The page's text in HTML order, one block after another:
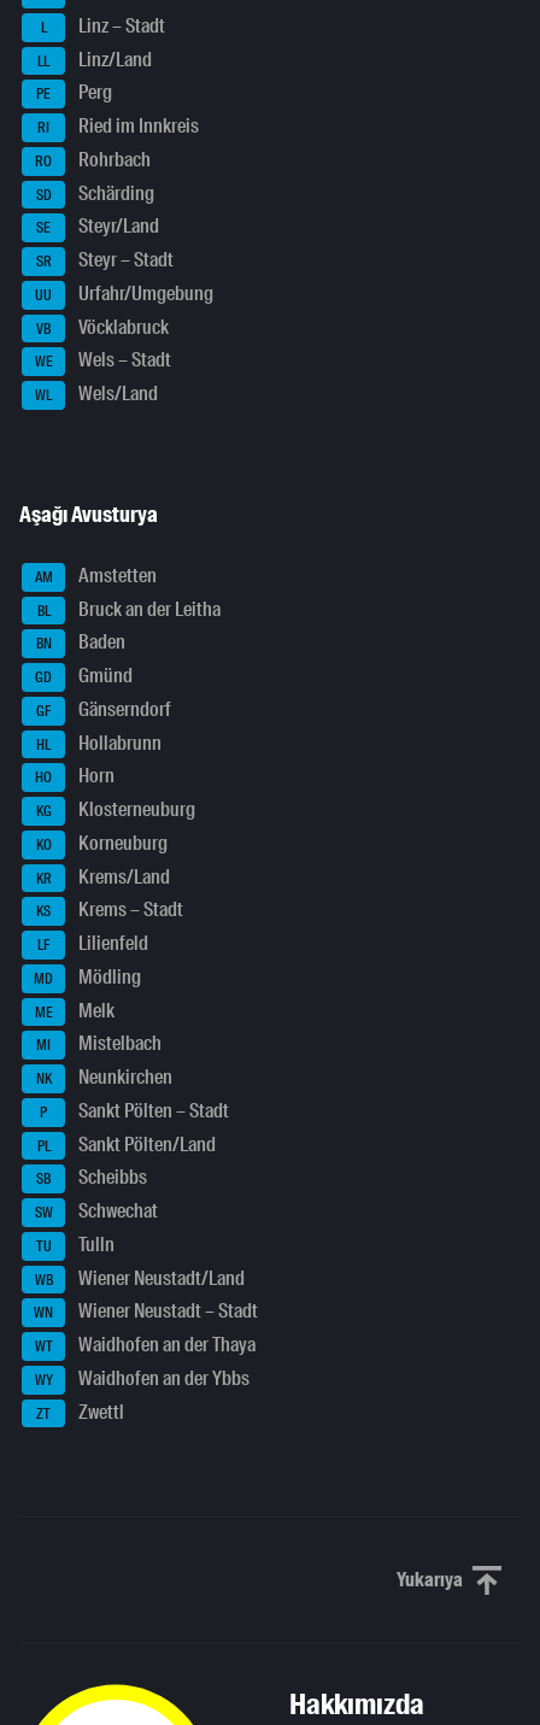
L Linz – Stadt
LL Linz/Land
PE Perg
RI Ried im Innkreis
RO Rohrbach
SD Schärding
SE Steyr/Land
SR Steyr – Stadt
UU Urfahr/Umgebung
VB Vöcklabruck
WE Wels – Stadt
WL Wels/Land
Aşağı Avusturya
AM Amstetten
BL Bruck an der Leitha
BN Baden
GD Gmünd
GF Gänserndorf
HL Hollabrunn
HO Horn
KG Klosterneuburg
KO Korneuburg
KR Krems/Land
KS Krems – Stadt
LF Lilienfeld
MD Mödling
ME Melk
MI Mistelbach
NK Neunkirchen
P Sankt Pölten – Stadt
PL Sankt Pölten/Land
SB Scheibbs
SW Schwechat
TU Tulln
WB Wiener Neustadt/Land
WN Wiener Neustadt – Stadt
WT Waidhofen an der Thaya
WY Waidhofen an der Ybbs
ZT Zwettl
YukarıyaYukarı
Hakkımızda